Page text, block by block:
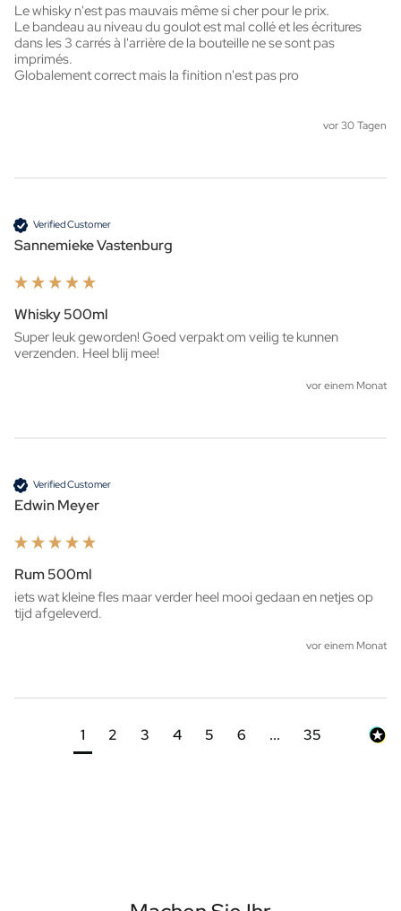
Le whisky n'est pas mauvais même si cher pour le prix.
Le bandeau au niveau du goulot est mal collé et les écritures
dans les 3 carrés à l'arrière de la bouteille ne se sont pas
imprimés.
Globalement correct mais la finition n'est pas pro
vor 30 Tagen
Verified Customer
Sannemieke Vastenburg
Whisky 500ml
Super leuk geworden! Goed verpakt om veilig te kunnen
verzenden. Heel blij mee!
vor einem Monat
Verified Customer
Edwin Meyer
Rum 500ml
iets wat kleine fles maar verder heel mooi gedaan en netjes op
tijd afgeleverd.
vor einem Monat
1 2 3 4 5 6 ... 35